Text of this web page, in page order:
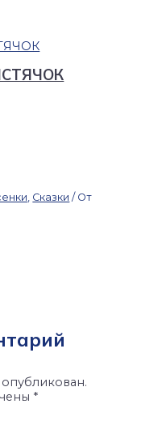
, Сказки / От
*